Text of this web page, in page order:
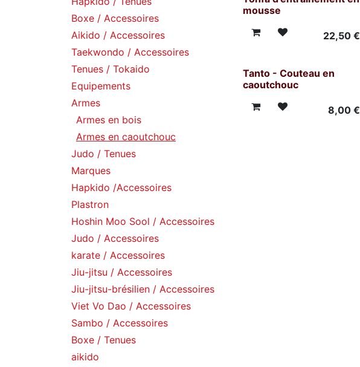
Boxe / Accessoires
Aikido / Accessoires
Taekwondo / Accessoires
Tenues / Tokaido
Equipements
Armes
Armes en bois
Armes en caoutchouc
Judo / Tenues
Marques
Hapkido /Accessoires
Plastron
Hoshin Moo Sool / Accessoires
Judo / Accessoires
karate / Accessoires
Jiu-jitsu / Accessoires
Jiu-jitsu-brésilien / Accessoires
Viet Vo Dao / Accessoires
Sambo / Accessoires
Boxe / Tenues
aikido
mousse
22,50 €
Tanto - Couteau en
caoutchouc
8,00 €